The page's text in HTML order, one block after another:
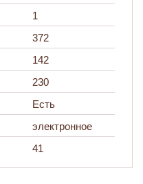
1
372
142
230
Есть
электронное
41